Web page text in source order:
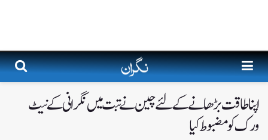
اپنا طاقت بڑھانے کے لئےچین نے تبت میں نگرانی کے نیٹ
ورک کو مضبوط کیا